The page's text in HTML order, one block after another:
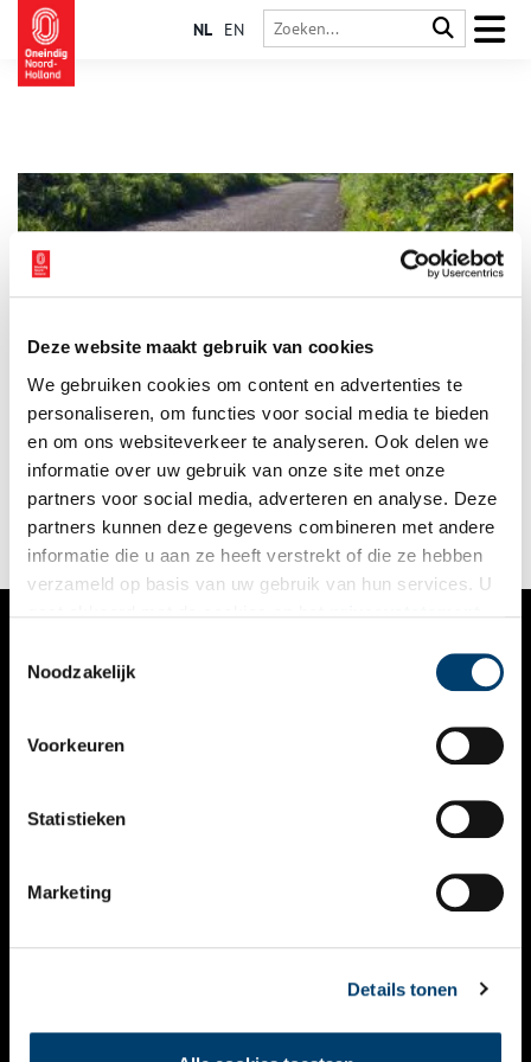
Deze website maakt gebruik van cookies
We gebruiken cookies om content en advertenties te
personaliseren, om functies voor social media te bieden
en om ons websiteverkeer te analyseren. Ook delen we
informatie over uw gebruik van onze site met onze
partners voor social media, adverteren en analyse. Deze
partners kunnen deze gegevens combineren met andere
informatie die u aan ze heeft verstrekt of die ze hebben
verzameld op basis van uw gebruik van hun services. U
Noodzakelijk
Voorkeuren
Statistieken
Marketing
Details tonen
NL EN
Als je in Amsterdam in de omgeving van Sloterdijk wandelt,
weet je dan dat je in de Brettenzone bent? Lees hier de
toelichting.
VERHALEN
KALENDER
THEMA’S
VIDEO’S
CONTACT